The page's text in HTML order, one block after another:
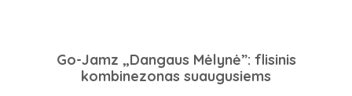
Go-Jamz „Dangaus Mėlynė”: flisinis
kombinezonas suaugusiems